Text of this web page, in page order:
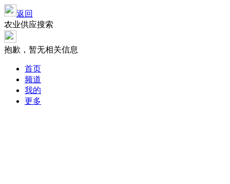
返回
农业供应搜索
抱歉，暂无相关信息
首页
频道
我的
更多